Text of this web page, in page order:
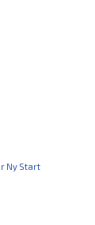
Ny Start